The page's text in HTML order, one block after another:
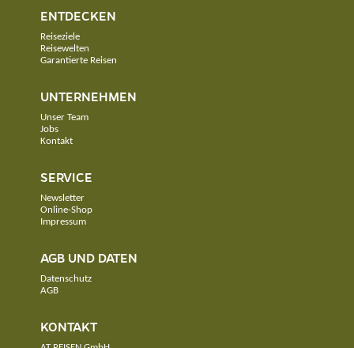
ENTDECKEN
Reiseziele
Reisewelten
Garantierte Reisen
UNTERNEHMEN
Unser Team
Jobs
Kontakt
SERVICE
Newsletter
Online-Shop
Impressum
AGB UND DATEN
Datenschutz
AGB
KONTAKT